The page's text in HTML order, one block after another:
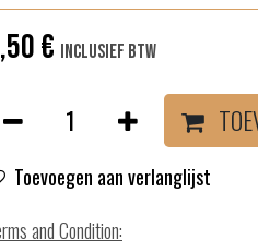
€ Inclusief btw
Toevoegen aan verlanglijst
and Condition: